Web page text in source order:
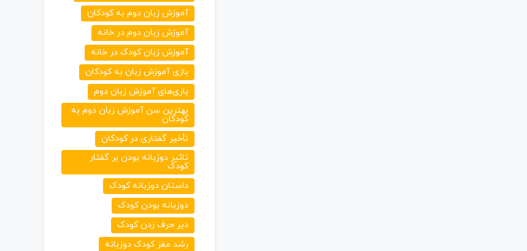
آموزش زبان دوم به کودکان
آموزش زبان دوم در خانه
آموزش زبان کودک در خانه
بازی آموزش زبان به کودکان
بازی‌های آموزش زبان دوم
بهترین سن آموزش زبان دوم به
کودکان
تأخیر گفتاری در کودکان
تاثیر دوزبانه بودن بر گفتار
کودک
داستان دوزبانه کودک
دوزبانه بودن کودک
دیر حرف زدن کودک
رشد مغز کودک دوزبانه